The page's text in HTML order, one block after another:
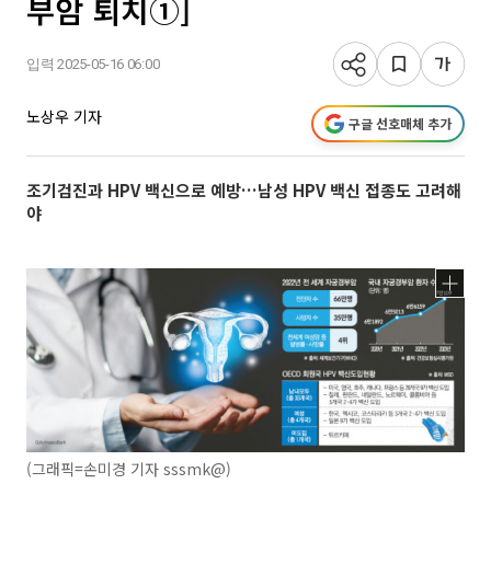
부암 퇴치①]
입력 2025-05-16 06:00
노상우 기자 구글 선호매체 추가
조기검진과 HPV 백신으로 예방…남성 HPV 백신 접종도 고려해
야
(그래픽=손미경 기자 sssmk@)